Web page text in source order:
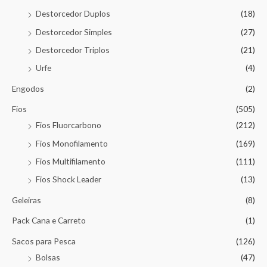
Destorcedor Duplos
(18)
Destorcedor Simples
(27)
Destorcedor Triplos
(21)
Urfe
(4)
Engodos (2)
Fios
(505)
Fios Fluorcarbono
(212)
Fios Monofilamento
(169)
Fios Multifilamento
(111)
Fios Shock Leader
(13)
Geleiras (8)
Pack Cana e Carreto (1)
Sacos para Pesca
(126)
Bolsas
(47)